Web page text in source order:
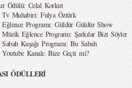
Ödülü: Celal Korkut
Muhabiri: Fulya Öztürk
Programı: Güldür Güldür Show
Eğlence Programı: Şarkılar Bizi Söyler
Kuşağı Programı: Bu Sabah
Kanalı: Bize Geçti mi?
ÖDÜLLERİ